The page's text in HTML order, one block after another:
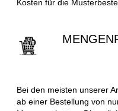
Kosten für die
Bei den meisten unserer
ab einer Bestellung von